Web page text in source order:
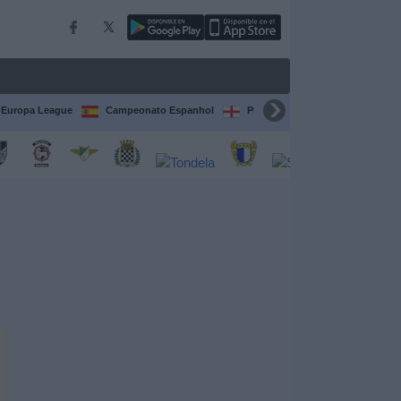
Europa League Campeonato Espanhol Premier League